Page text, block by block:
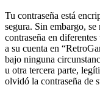
Tu contraseña está
segura. Sin embargo,
contraseña en
a su cuenta en
bajo ninguna
u otra tercera parte,
olvidó la contraseña de